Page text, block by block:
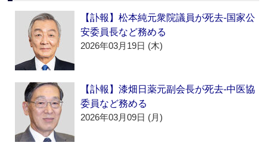
【訃報】松本純元衆院議員が死去‐国家公
安委員長など務める
2026年03月19日 (木)
【訃報】漆畑日薬元副会長が死去‐中医協
委員など務める
2026年03月09日 (月)